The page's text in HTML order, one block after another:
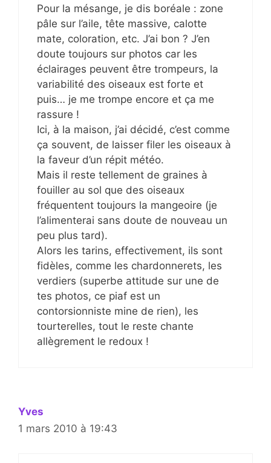
Pour la mésange, je dis boréale : zone
pâle sur l’aile, tête massive, calotte
mate, coloration, etc. J’ai bon ? J’en
doute toujours sur photos car les
éclairages peuvent être trompeurs, la
variabilité des oiseaux est forte et
puis… je me trompe encore et ça me
rassure !
Ici, à la maison, j’ai décidé, c’est comme
ça souvent, de laisser filer les oiseaux à
la faveur d’un répit météo.
Mais il reste tellement de graines à
fouiller au sol que des oiseaux
fréquentent toujours la mangeoire (je
l’alimenterai sans doute de nouveau un
peu plus tard).
Alors les tarins, effectivement, ils sont
fidèles, comme les chardonnerets, les
verdiers (superbe attitude sur une de
tes photos, ce piaf est un
contorsionniste mine de rien), les
tourterelles, tout le reste chante
allègrement le redoux !
Yves
1 mars 2010 à 19:43